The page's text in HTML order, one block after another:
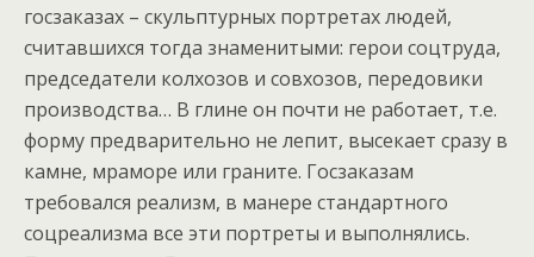
госзаказах – скульптурных портретах людей,
считавшихся тогда знаменитыми: герои соцтруда,
председатели колхозов и совхозов, передовики
производства… В глине он почти не работает, т.е.
форму предварительно не лепит, высекает сразу в
камне, мраморе или граните. Госзаказам
требовался реализм, в манере стандартного
соцреализма все эти портреты и выполнялись.